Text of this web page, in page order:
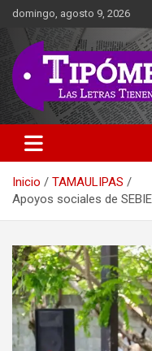
Saltar
contenido
domingo, agosto 9, 2026
Tipometro
Las Letras Tienen
Inicio
TAMAULIPAS
Apoyos sociales de